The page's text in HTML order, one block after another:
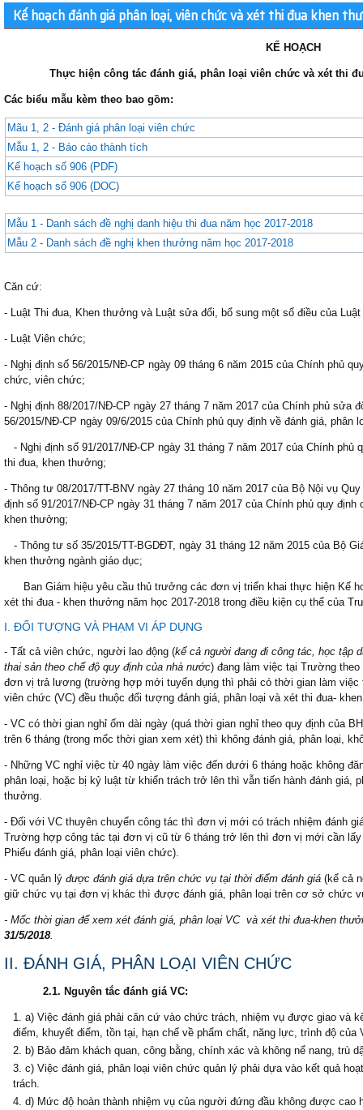
Kế hoạch đánh giá phân loại, viên chức và xét thi đua khen
KẾ HOẠCH
Thực hiện công tác đánh giá, phân loại viên chức và xét thi
Các biểu mẫu kèm theo bao gồm:
Mãu 1, 2 - Đánh giá phân loại viên chức
Mẫu 1, 2 - Báo cáo thành tích
Kế hoạch số 906 (PDF)
Kế hoạch số 906 (DOC)
Mẫu 1 - Danh sách đề nghị danh hiệu thi đua năm học 2017-2018
Mẫu 2 - Danh sách đề nghị khen thưởng năm học 2017-2018
Căn cứ:
- Luật Thi đua, Khen thưởng và Luật sửa đổi, bổ sung một số điều của
- Luật Viên chức;
- Nghị định số 56/2015/NĐ-CP ngày 09 tháng 6 năm 2015 của Chính phủ
chức, viên chức;
- Nghị định 88/2017/NĐ-CP ngày 27 tháng 7 năm 2017 của Chính phủ sửa
56/2015/NĐ-CP ngày 09/6/2015 của Chính phủ quy định về đánh giá,
- Nghị định số 91/2017/NĐ-CP ngày 31 tháng 7 năm 2017 của Chính phủ
thi đua, khen thưởng;
- Thông tư 08/2017/TT-BNV ngày 27 tháng 10 năm 2017 của Bộ Nội vụ
định số 91/2017/NĐ-CP ngày 31 tháng 7 năm 2017 của Chính phủ quy
khen thưởng;
- Thông tư số 35/2015/TT-BGDĐT, ngày 31 tháng 12 năm 2015 của Bộ
khen thưởng ngành giáo dục;
Ban Giám hiệu yêu cầu thủ trưởng các đơn vị triển khai thực hiện Kế
xét thi đua - khen thưởng năm học 2017-2018 trong điều kiện cụ thể của
I. ĐỐI TƯỢNG VÀ PHẠM VI ÁP DỤNG
- Tất cả viên chức, người lao động (kể cả người đang đi công tác, học tập
thai sản theo chế độ quy định của nhà nước) đang làm việc tại Trường
đơn vị trả lương (trường hợp mới tuyển dụng thì phải có thời gian làm
viên chức (VC) đều thuộc đối tượng đánh giá, phân loại và xét thi đua-
- VC có thời gian nghỉ ốm dài ngày (quá thời gian nghỉ theo quy định của
trên 6 tháng (trong mốc thời gian xem xét) thì không đánh giá, phân loại,
- Những VC nghỉ việc từ 40 ngày làm việc đến dưới 6 tháng hoặc không
phân loại, hoặc bị kỷ luật từ khiển trách trở lên thì vẫn tiến hành đánh giá,
thưởng.
- Đối với VC thuyên chuyển công tác thì đơn vị mới có trách nhiệm đánh
Trường hợp công tác tại đơn vị cũ từ 6 tháng trở lên thì đơn vị mới cần
Phiếu đánh giá, phân loại viên chức).
- VC quản lý được đánh giá dựa trên chức vụ tại thời điểm đánh giá (kể cả
giữ chức vụ tại đơn vị khác thì được đánh giá, phân loại trên cơ sở chức
- Mốc thời gian để xem xét đánh giá, phân loại VC và xét thi đua-khen
31/5/2018.
II. ĐÁNH GIÁ, PHÂN LOẠI VIÊN CHỨC
2.1. Nguyên tắc đánh giá VC:
a) Việc đánh giá phải căn cứ vào chức trách, nhiệm vụ được giao và
điểm, khuyết điểm, tồn tại, hạn chế về phẩm chất, năng lực, trình độ của
b) Bảo đảm khách quan, công bằng, chính xác và không nể nang, trù
c) Việc đánh giá, phân loại viên chức quản lý phải dựa vào kết quả
trách.
d) Mức độ hoàn thành nhiệm vụ của người đứng đầu không được cao